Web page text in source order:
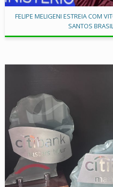
FELIPE MELIGENI ESTREIA COM
SANTOS